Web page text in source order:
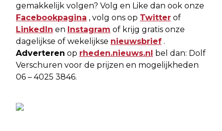
gemakkelijk volgen? Volg en Like dan ook onze
Facebookpagina , volg ons op Twitter of
LinkedIn en Instagram of krijg gratis onze
dagelijkse of wekelijkse nieuwsbrief .
Adverteren op rheden.nieuws.nl bel dan: Dolf
Verschuren voor de prijzen en mogelijkheden
06 – 4025 3846.